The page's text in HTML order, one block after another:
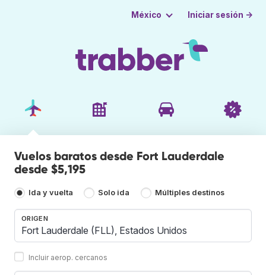
México Iniciar sesión →
Vuelos baratos desde Fort Lauderdale
desde $5,195
Ida y vuelta Solo ida Múltiples destinos
ORIGEN
Incluir aerop. cercanos